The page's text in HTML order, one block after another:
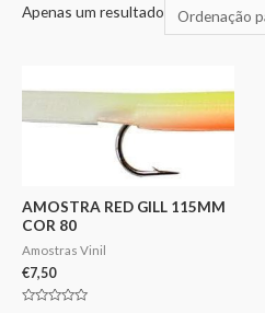
Apenas um resultado
AMOSTRA RED GILL 115MM
COR 80
Amostras Vinil
€7,50